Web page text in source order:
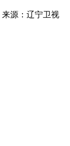
来源：辽宁卫视